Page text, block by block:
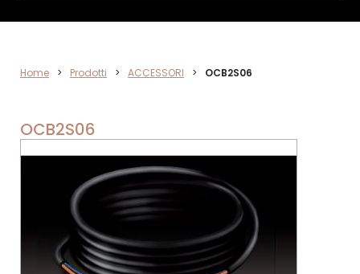
ACCESSORI
Home > Prodotti > ACCESSORI > OCB2S06
OCB2S06